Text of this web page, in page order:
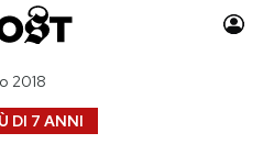
Auto
DI 7 ANNI
2018